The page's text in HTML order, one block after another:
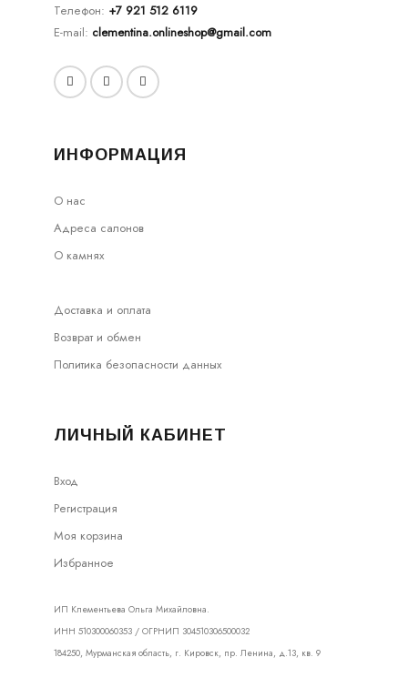
Телефон: +7 921 512 6119
E-mail: clementina.onlineshop@gmail.com
ИНФОРМАЦИЯ
О нас
Адреса салонов
О камнях
Доставка и оплата
Возврат и обмен
Политика безопасности данных
ЛИЧНЫЙ КАБИНЕТ
Вход
Регистрация
Моя корзина
Избранное
ИП Клементьева Ольга Михайловна.
ИНН 510300060353 / ОГРНИП 304510306500032
184250, Мурманская область, г. Кировск, пр. Ленина, д.13, кв. 9